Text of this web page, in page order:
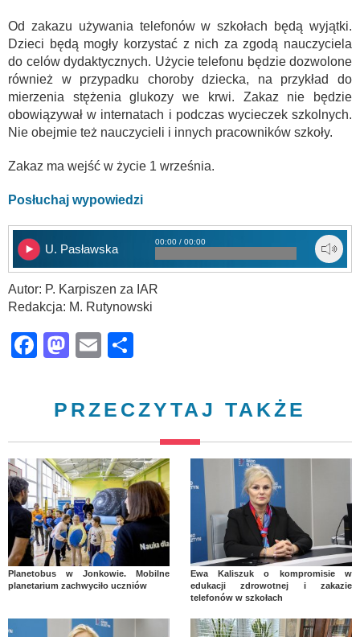
Od zakazu używania telefonów w szkołach będą wyjątki.
Dzieci będą mogły korzystać z nich za zgodą nauczyciela
do celów dydaktycznych. Użycie telefonu będzie dozwolone
również w przypadku choroby dziecka, na przykład do
mierzenia stężenia glukozy we krwi. Zakaz nie będzie
obowiązywał w internatach i podczas wycieczek szkolnych.
Nie obejmie też nauczycieli i innych pracowników szkoły.
Zakaz ma wejść w życie 1 września.
Posłuchaj wypowiedzi
U. Pasławska
00:00 / 00:00
Autor: P. Karpiszen za IAR
Redakcja: M. Rutynowski
Facebook
Mastodon
Email
PRZECZYTAJ TAKŻE
Planetobus w Jonkowie. Mobilne
planetarium zachwyciło uczniów
Ewa Kaliszuk o kompromisie w
edukacji zdrowotnej i zakazie
telefonów w szkołach